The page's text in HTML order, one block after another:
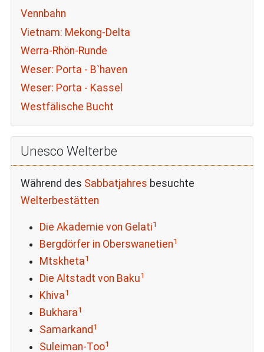
Vennbahn
Vietnam: Mekong-Delta
Werra-Rhön-Runde
Weser: Porta - B`haven
Weser: Porta - Kassel
Westfälische Bucht
Unesco Welterbe
Während des Sabbatjahres besuchte
Welterbestätten
Die Akademie von Gelati1
Bergdörfer in Oberswanetien1
Mtskheta1
Die Altstadt von Baku1
Khiva1
Bukhara1
Samarkand 1
Suleiman-Too1